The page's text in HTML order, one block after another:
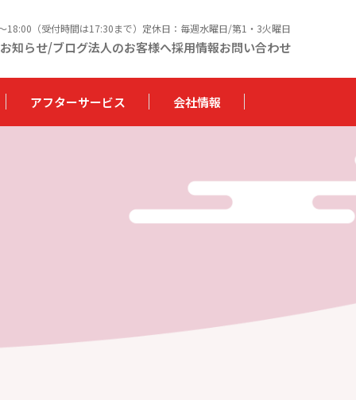
18:00（受付時間は17:30まで）定休日：毎週水曜日/第1・3火曜日
お知らせ/ブログ法人のお客様へ採用情報お問い合わせ
アフターサービス 会社情報